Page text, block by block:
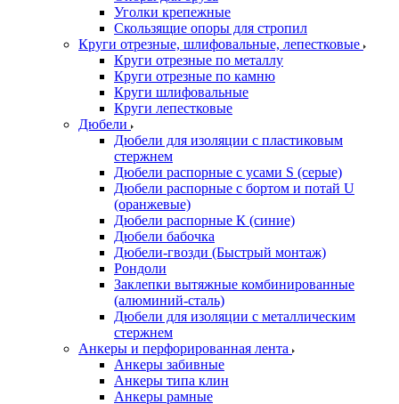
Уголки крепежные
Скользящие опоры для стропил
Круги отрезные, шлифовальные, лепестковые
Круги отрезные по металлу
Круги отрезные по камню
Круги шлифовальные
Круги лепестковые
Дюбели
Дюбели для изоляции с пластиковым
стержнем
Дюбели распорные с усами S (серые)
Дюбели распорные c бортом и потай U
(оранжевые)
Дюбели распорные К (синие)
Дюбели бабочка
Дюбели-гвозди (Быстрый монтаж)
Рондоли
Заклепки вытяжные комбинированные
(алюминий-сталь)
Дюбели для изоляции с металлическим
стержнем
Анкеры и перфорированная лента
Анкеры забивные
Анкеры типа клин
Анкеры рамные